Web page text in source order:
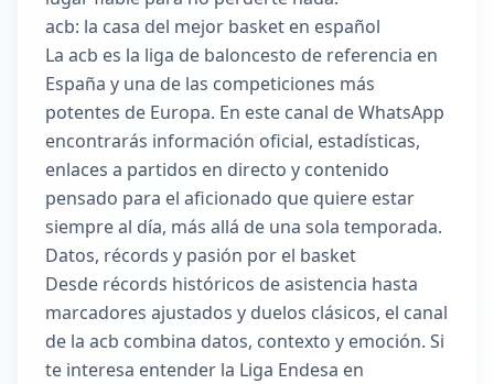
acb: la casa del mejor basket en español
La acb es la liga de baloncesto de referencia en
España y una de las competiciones más
potentes de Europa. En este canal de WhatsApp
encontrarás información oficial, estadísticas,
enlaces a partidos en directo y contenido
pensado para el aficionado que quiere estar
siempre al día, más allá de una sola temporada.
Datos, récords y pasión por el basket
Desde récords históricos de asistencia hasta
marcadores ajustados y duelos clásicos, el canal
de la acb combina datos, contexto y emoción. Si
te interesa entender la Liga Endesa en